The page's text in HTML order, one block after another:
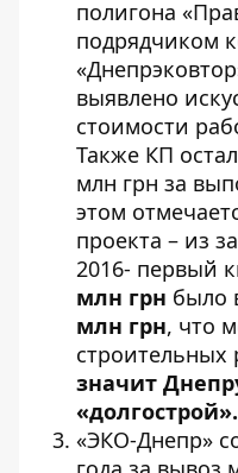
полигона
подрядчиком
выявлено
стоимости
Также КП
млн грн за
этом
проекта – из
2016- первый
млн грн было
млн грн, что
строительных
значит
«долгострой».
«ЭКО-Днепр»